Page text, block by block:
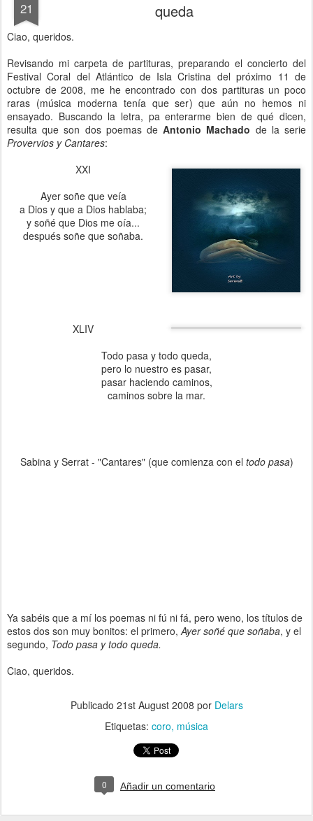
21
queda
Ciao, queridos.
Revisando mi carpeta de partituras, preparando el concierto del
Festival Coral del Atlántico de Isla Cristina del próximo 11 de
octubre de 2008, me he encontrado con dos partituras un poco
raras (música moderna tenía que ser) que aún no hemos ni
ensayado. Buscando la letra, pa enterarme bien de qué dicen,
resulta que son dos poemas deAntonio Machado de la serie
Provervios y Cantares:
XXI
Ayer soñe que veía
a Dios y que a Dios hablaba;
y soñé que Dios me oía...
después soñe que soñaba.
XLIV
Todo pasa y todo queda,
pero lo nuestro es pasar,
pasar haciendo caminos,
caminos sobre la mar.
Sabina y Serrat - "Cantares" (que comienza con el todo pasa)
Ya sabéis que a mí los poemas ni fú ni fá, pero weno, los títulos de
estos dos son muy bonitos: el primero,Ayer soñé que soñaba, y el
segundo, Todo pasa y todo queda.
Ciao, queridos.
Publicado 21st August 2008 por Delars
Etiquetas: coro música
0 Añadir un comentario